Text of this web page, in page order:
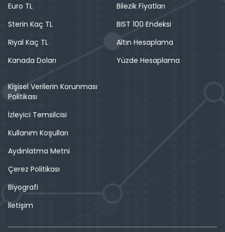
Euro TL
Sterin Kaç TL
Riyal Kaç TL
Kanada Doları
Bilezik Fiyatları
BIST 100 Endeksi
Altın Hesaplama
Yüzde Hesaplama
Kişisel Verilerin Korunması
Politikası
İzleyici Temsilcisi
Kullanım Koşulları
Aydınlatma Metni
Çerez Politikası
Biyografi
İletişim